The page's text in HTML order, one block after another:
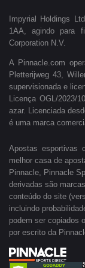
Impyrial Holdings
1AA, agindo para
Corporation N.V.
A Pinnacle.com
Pletterijweg 43,
supervisionada e
Licença OGL/2023/
azar. Licenciada
é uma marca
Apostas esportivas
melhor casa de
Pinnacle, Pinnacle
derivadas são
conteúdo do site
incluindo
podem ser copiados
por escrito da